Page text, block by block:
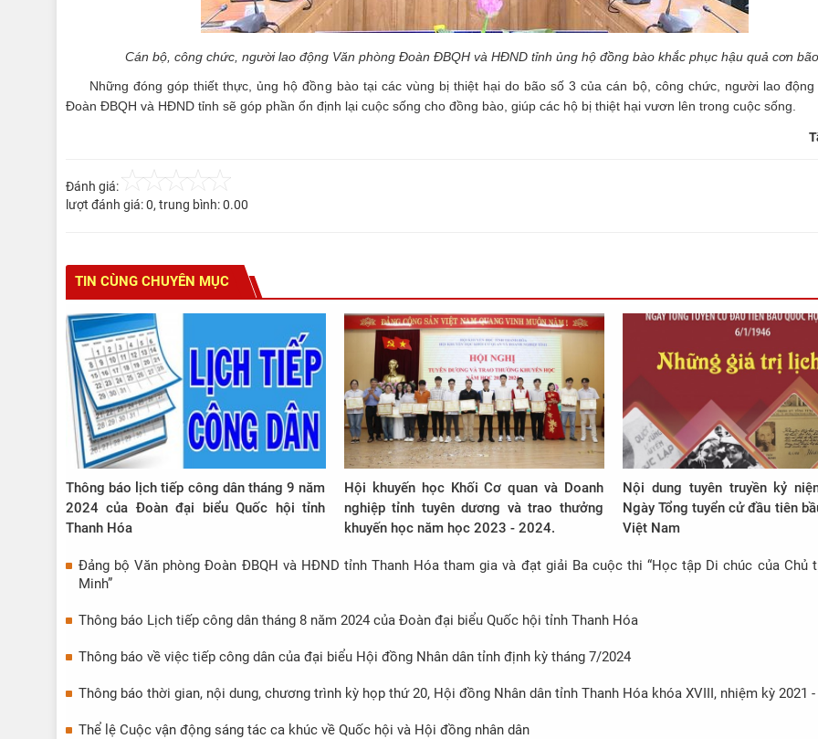
Cán bộ, công chức, người lao động Văn phòng Đoàn ĐBQH và HĐND tỉnh ủng hộ đồng bào khắc phục hậu quả cơn
Những đóng góp thiết thực, ủng hộ đồng bào tại các vùng bị thiệt hại do bão số 3 của cán bộ, công chức, người lao động
Đoàn ĐBQH và HĐND tỉnh sẽ góp phần ổn định lại cuộc sống cho đồng bào, giúp các hộ bị thiệt hại vươn lên trong cuộc sống.
Đánh giá:
lượt đánh giá:0, trung bình:0.00
TIN CÙNG CHUYÊN MỤC
Thông báo lịch tiếp công dân tháng 9 năm
2024 của Đoàn đại biểu Quốc hội tỉnh
Thanh Hóa
Hội khuyến học Khối Cơ quan và Doanh
nghiệp tỉnh tuyên dương và trao thưởng
khuyến học năm học 2023 - 2024.
Nội dung tuyên truyền kỷ
Ngày Tổng tuyển cử đầu tiên
Việt Nam
Đảng bộ Văn phòng Đoàn ĐBQH và HĐND tỉnh Thanh Hóa tham gia và đạt giải Ba cuộc thi “Học tập Di chúc của Chủ
Minh”
Thông báo Lịch tiếp công dân tháng 8 năm 2024 của Đoàn đại biểu Quốc hội tỉnh Thanh Hóa
Thông báo về việc tiếp công dân của đại biểu Hội đồng Nhân dân tỉnh định kỳ tháng 7/2024
Thông báo thời gian, nội dung, chương trình kỳ họp thứ 20, Hội đồng Nhân dân tỉnh Thanh Hóa khóa XVIII, nhiệm kỳ 2021 -
Thể lệ Cuộc vận động sáng tác ca khúc về Quốc hội và Hội đồng nhân dân